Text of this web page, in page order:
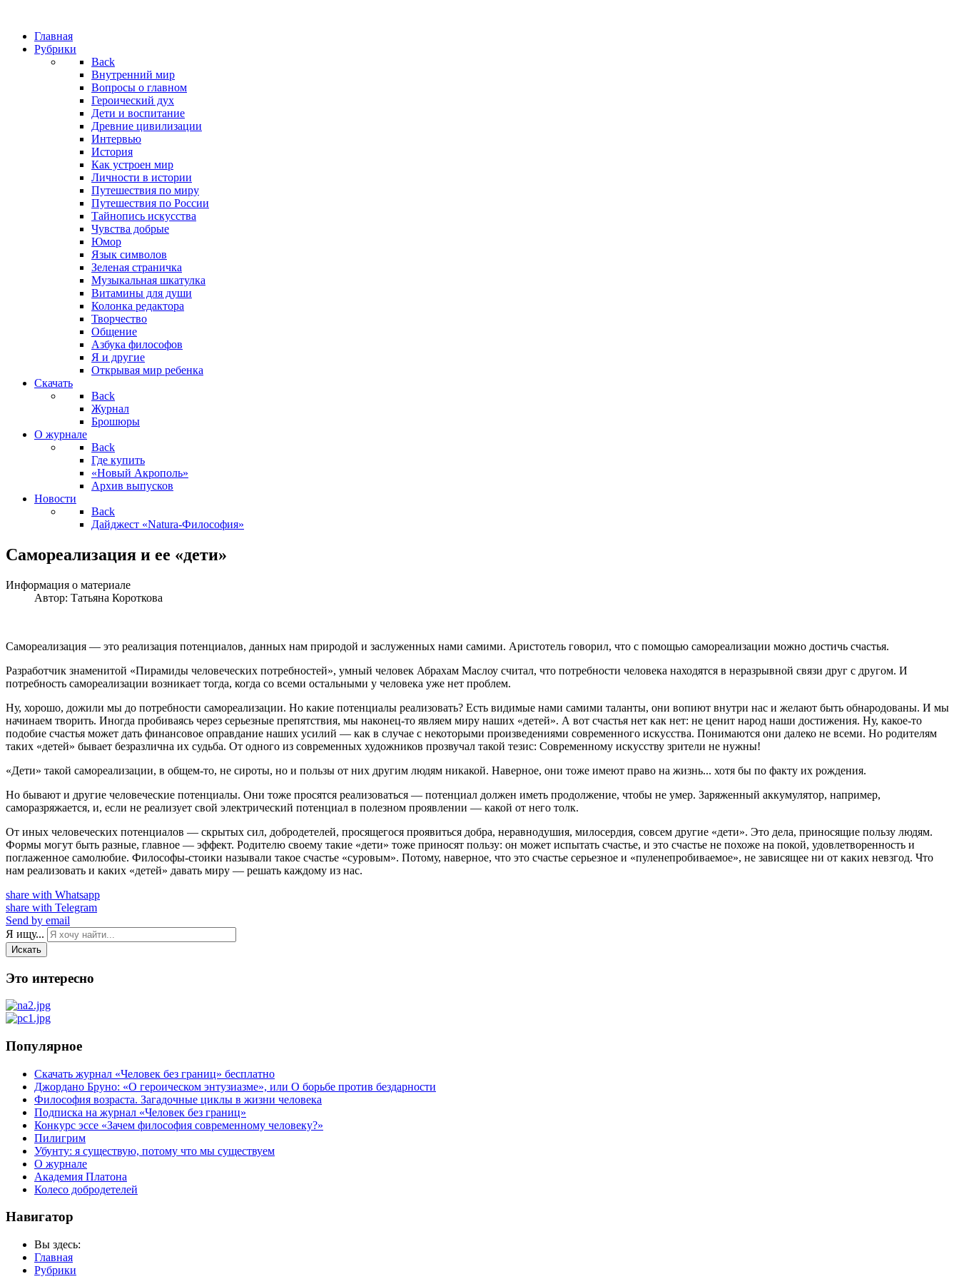
Главная
Рубрики
Back
Внутренний мир
Вопросы о главном
Героический дух
Дети и воспитание
Древние цивилизации
Интервью
История
Как устроен мир
Личности в истории
Путешествия по миру
Путешествия по России
Тайнопись искусства
Чувства добрые
Юмор
Язык символов
Зеленая страничка
Музыкальная шкатулка
Витамины для души
Колонка редактора
Творчество
Общение
Азбука философов
Я и другие
Открывая мир ребенка
Скачать
Back
Журнал
Брошюры
О журнале
Back
Где купить
«Новый Акрополь»
Архив выпусков
Новости
Back
Дайджест «Natura-Философия»
Самореализация и ее «дети»
Информация о материале
Автор: Татьяна Короткова
Самореализация — это реализация потенциалов, данных нам природой и заслуженных нами самими. Аристотель говорил, что с помощью самореализации можно достичь счастья.
Разработчик знаменитой «Пирамиды человеческих потребностей», умный человек Абрахам Маслоу считал, что потребности человека находятся в неразрывной связи друг с другом. И
потребность самореализации возникает тогда, когда со всеми остальными у человека уже нет проблем.
Ну, хорошо, дожили мы до потребности самореализации. Но какие потенциалы реализовать? Есть видимые нами самими таланты, они вопиют внутри нас и желают быть обнародованы. И мы
начинаем творить. Иногда пробиваясь через серьезные препятствия, мы наконец-то являем миру наших «детей». А вот счастья нет как нет: не ценит народ наши достижения. Ну, какое-то
подобие счастья может дать финансовое оправдание наших усилий — как в случае с некоторыми произведениями современного искусства. Понимаются они далеко не всеми. Но родителям
таких «детей» бывает безразлична их судьба. От одного из современных художников прозвучал такой тезис: Современному искусству зрители не нужны!
«Дети» такой самореализации, в общем-то, не сироты, но и пользы от них другим людям никакой. Наверное, они тоже имеют право на жизнь... хотя бы по факту их рождения.
Но бывают и другие человеческие потенциалы. Они тоже просятся реализоваться — потенциал должен иметь продолжение, чтобы не умер. Заряженный аккумулятор, например,
саморазряжается, и, если не реализует свой электрический потенциал в полезном проявлении — какой от него толк.
От иных человеческих потенциалов — скрытых сил, добродетелей, просящегося проявиться добра, неравнодушия, милосердия, совсем другие «дети». Это дела, приносящие пользу людям.
Формы могут быть разные, главное — эффект. Родителю своему такие «дети» тоже приносят пользу: он может испытать счастье, и это счастье не похоже на покой, удовлетворенность и
поглаженное самолюбие. Философы-стоики называли такое счастье «суровым». Потому, наверное, что это счастье серьезное и «пуленепробиваемое», не зависящее ни от каких невзгод. Что
нам реализовать и каких «детей» давать миру — решать каждому из нас.
share with Whatsapp
share with Telegram
Send by email
Я ищу...
Искать
Это интересно
Популярное
Скачать журнал «Человек без границ» бесплатно
Джордано Бруно: «О героическом энтузиазме», или О борьбе против бездарности
Философия возраста. Загадочные циклы в жизни человека
Подписка на журнал «Человек без границ»
Конкурс эссе «Зачем философия современному человеку?»
Пилигрим
Убунту: я существую, потому что мы существуем
О журнале
Академия Платона
Колесо добродетелей
Навигатор
Вы здесь:
Главная
Рубрики